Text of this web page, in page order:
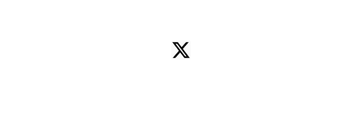
どこかなつかしい歌謡曲テイストなメロディーとフレーズによって変わる声